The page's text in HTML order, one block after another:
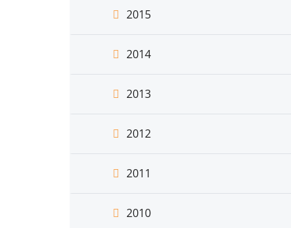
2015
2014
2013
2012
2011
2010